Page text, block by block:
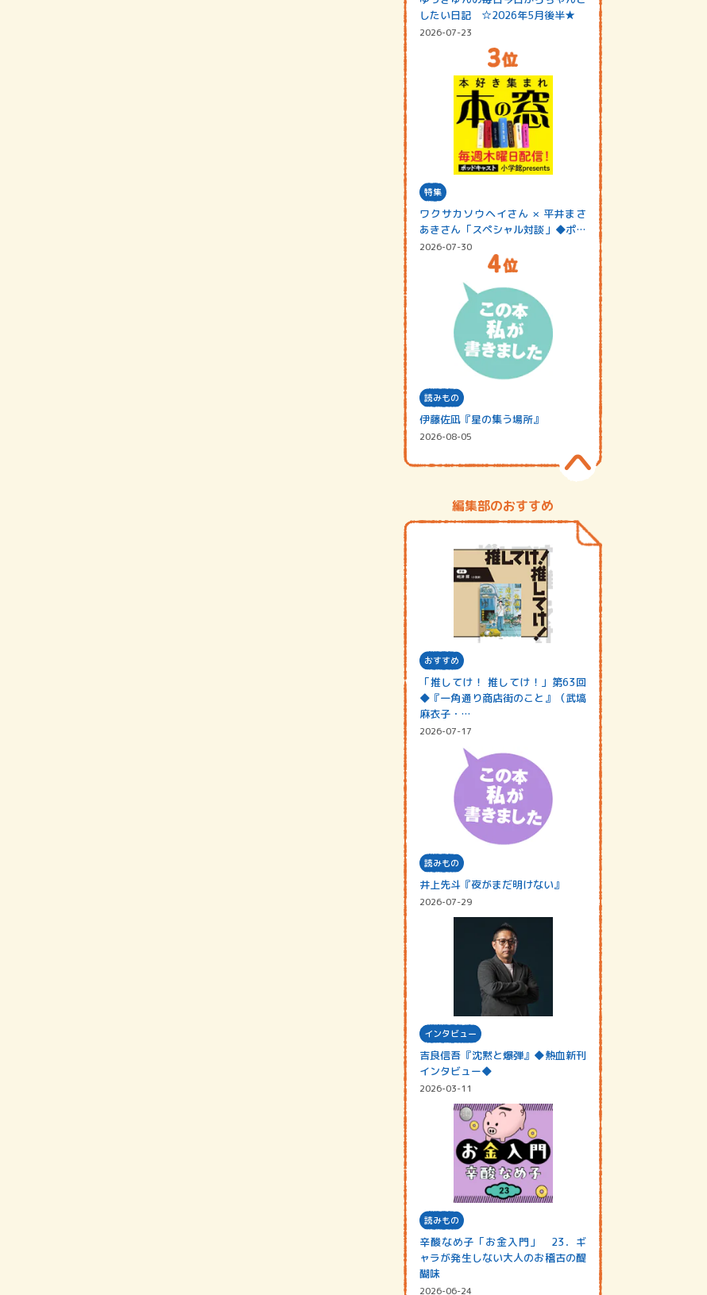
したい日記 ☆2026年5月後半★
2026-07-23
特集
ワクサカソウヘイさん × 平井まさ
あきさん「スペシャル対談」◆ポッ
ドキャスト…
2026-07-30
読みもの
伊藤佐凪『星の集う場所』
2026-08-05
編集部のおすすめ
おすすめ
「推してけ！ 推してけ！」第63回
◆『一角通り商店街のこと』（武塙
麻衣子・…
2026-07-17
読みもの
井上先斗『夜がまだ明けない』
2026-07-29
インタビュー
吉良信吾『沈黙と爆弾』◆熱血新刊
インタビュー◆
2026-03-11
読みもの
辛酸なめ子「お金入門」 23．ギ
ャラが発生しない大人のお稽古の醍
醐味
2026-06-24